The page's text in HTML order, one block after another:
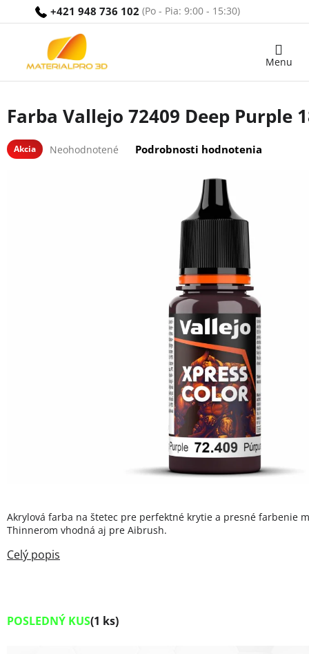
+421 948 736 102
Nákupný
Farba Vallejo 72409 Deep Purple
Akcia
hodnotenie
Neohodnotené Podrobnosti hodnotenia
POSLEDNÝ KUS(1 ks)
Akrylová farba na štetec pre perfektné krytie a presné farbenie
Thinnerom vhodná aj pre Aibrush.